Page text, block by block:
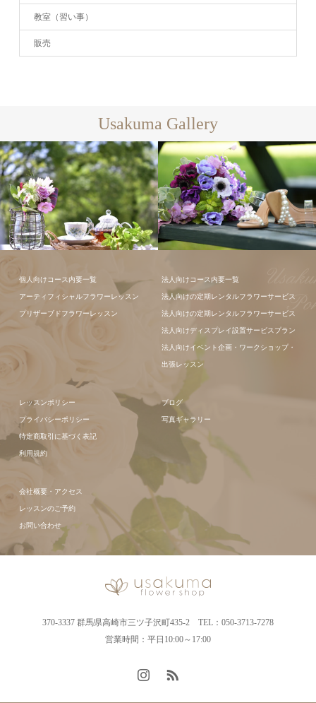
教室（習い事）
販売
Usakuma Gallery
ギャラリー全
ト
個人向けコース内要一覧
アーティフィシャルフラワーレッスン
プリザーブドフラワーレッスン
法人向けコース内要一覧
法人向けの定期レンタルフラワーサービス
法人向けの定期レンタルフラワーサービス
法人向けディスプレイ設置サービスプラン
法人向けイベント企画・ワークショップ・
出張レッスン
レッスンポリシー
プライバシーポリシー
特定商取引に基づく表記
利用規約
ブログ
写真ギャラリー
会社概要・アクセス
レッスンのご予約
お問い合わせ
370-3337 群馬県高崎市三ツ子沢町435-2 TEL：050-3713-7278
営業時間：平日10:00～17:00